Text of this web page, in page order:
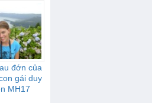
đớn của
gái duy
MH17